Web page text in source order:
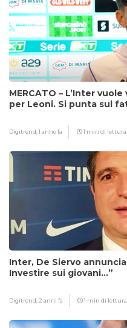
MERCATO – L’Inter
per Leoni. Si punta sul
Digitrend,1 anno fa 1 min di lettura
Inter, De Siervo
Investire sui giovani…”
Digitrend, 2 anni fa 1 min di lettura